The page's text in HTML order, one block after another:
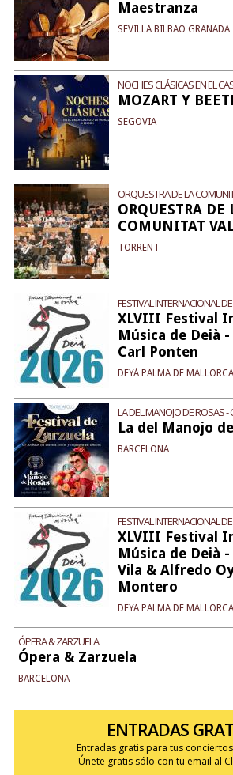
Maestranza
SEVILLA BILBAO GRANADA
NOCHES CLÁSICAS EN EL
MOZART Y
SEGOVIA
ORQUESTRA DE LA
ORQUESTRA DE
COMUNITAT
TORRENT
FESTIVAL INTERNACIONAL
XLVIII Festival
Música de Deià
Carl Ponten
DEYÁ PALMA DE MALLORCA
LA DEL MANOJO DE ROSAS -
La del Manojo
BARCELONA
FESTIVAL INTERNACIONAL
XLVIII Festival
Música de Deià
Vila & Alfredo
Montero
DEYÁ PALMA DE MALLORCA
ÓPERA & ZARZUELA
Ópera & Zarzuela
BARCELONA
ENTRADAS
Entradas gratis para tus
Únete gratis sólo con tu email al